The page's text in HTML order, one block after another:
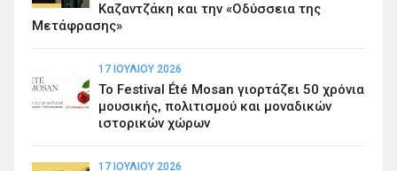
Καζαντζάκη και την «Οδύσσεια της
Μετάφρασης»
17 ΙΟΥΛΊΟΥ 2026
Το Festival Été Mosan γιορτάζει 50 χρόνια
μουσικής, πολιτισμού και μοναδικών
ιστορικών χώρων
17 ΙΟΥΛΊΟΥ 2026